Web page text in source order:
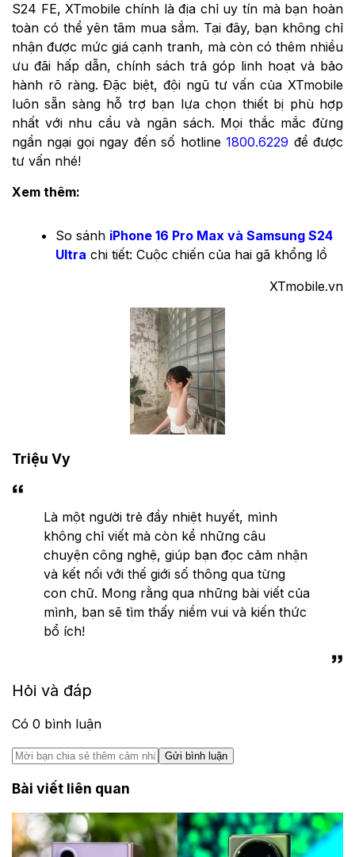
S24 FE, XTmobile chính là địa chỉ uy tín mà bạn hoàn
toàn có thể yên tâm mua sắm. Tại đây, bạn không chỉ
nhận được mức giá cạnh tranh, mà còn có thêm nhiều
ưu đãi hấp dẫn, chính sách trả góp linh hoạt và bảo
hành rõ ràng. Đặc biệt, đội ngũ tư vấn của XTmobile
luôn sẵn sàng hỗ trợ bạn lựa chọn thiết bị phù hợp
nhất với nhu cầu và ngân sách. Mọi thắc mắc đừng
ngần ngại gọi ngay đến số hotline1800.6229 để được
tư vấn nhé!
Xem thêm:
So sánh iPhone 16 Pro Max và Samsung S24
Ultra chi tiết: Cuộc chiến của hai gã khổng lồ
XTmobile.vn
Triệu Vy
Là một người trẻ đầy nhiệt huyết, mình
không chỉ viết mà còn kể những câu
chuyện công nghệ, giúp bạn đọc cảm nhận
và kết nối với thế giới số thông qua từng
con chữ. Mong rằng qua những bài viết của
mình, bạn sẽ tìm thấy niềm vui và kiến thức
bổ ích!
Hỏi và đáp
Có 0 bình luận
Gửi bình luận
Bài viết liên quan